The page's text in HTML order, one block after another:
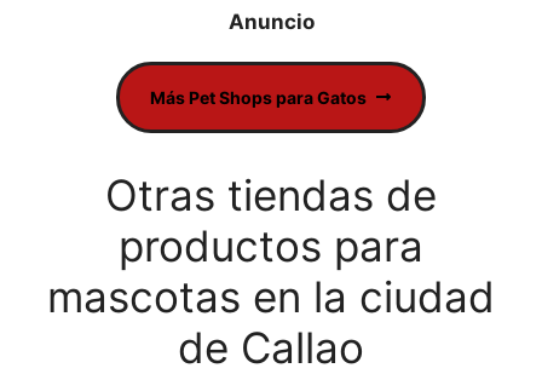
Más Pet Shops para Gatos
Otras tiendas de
productos para
mascotas en la ciudad
de Callao